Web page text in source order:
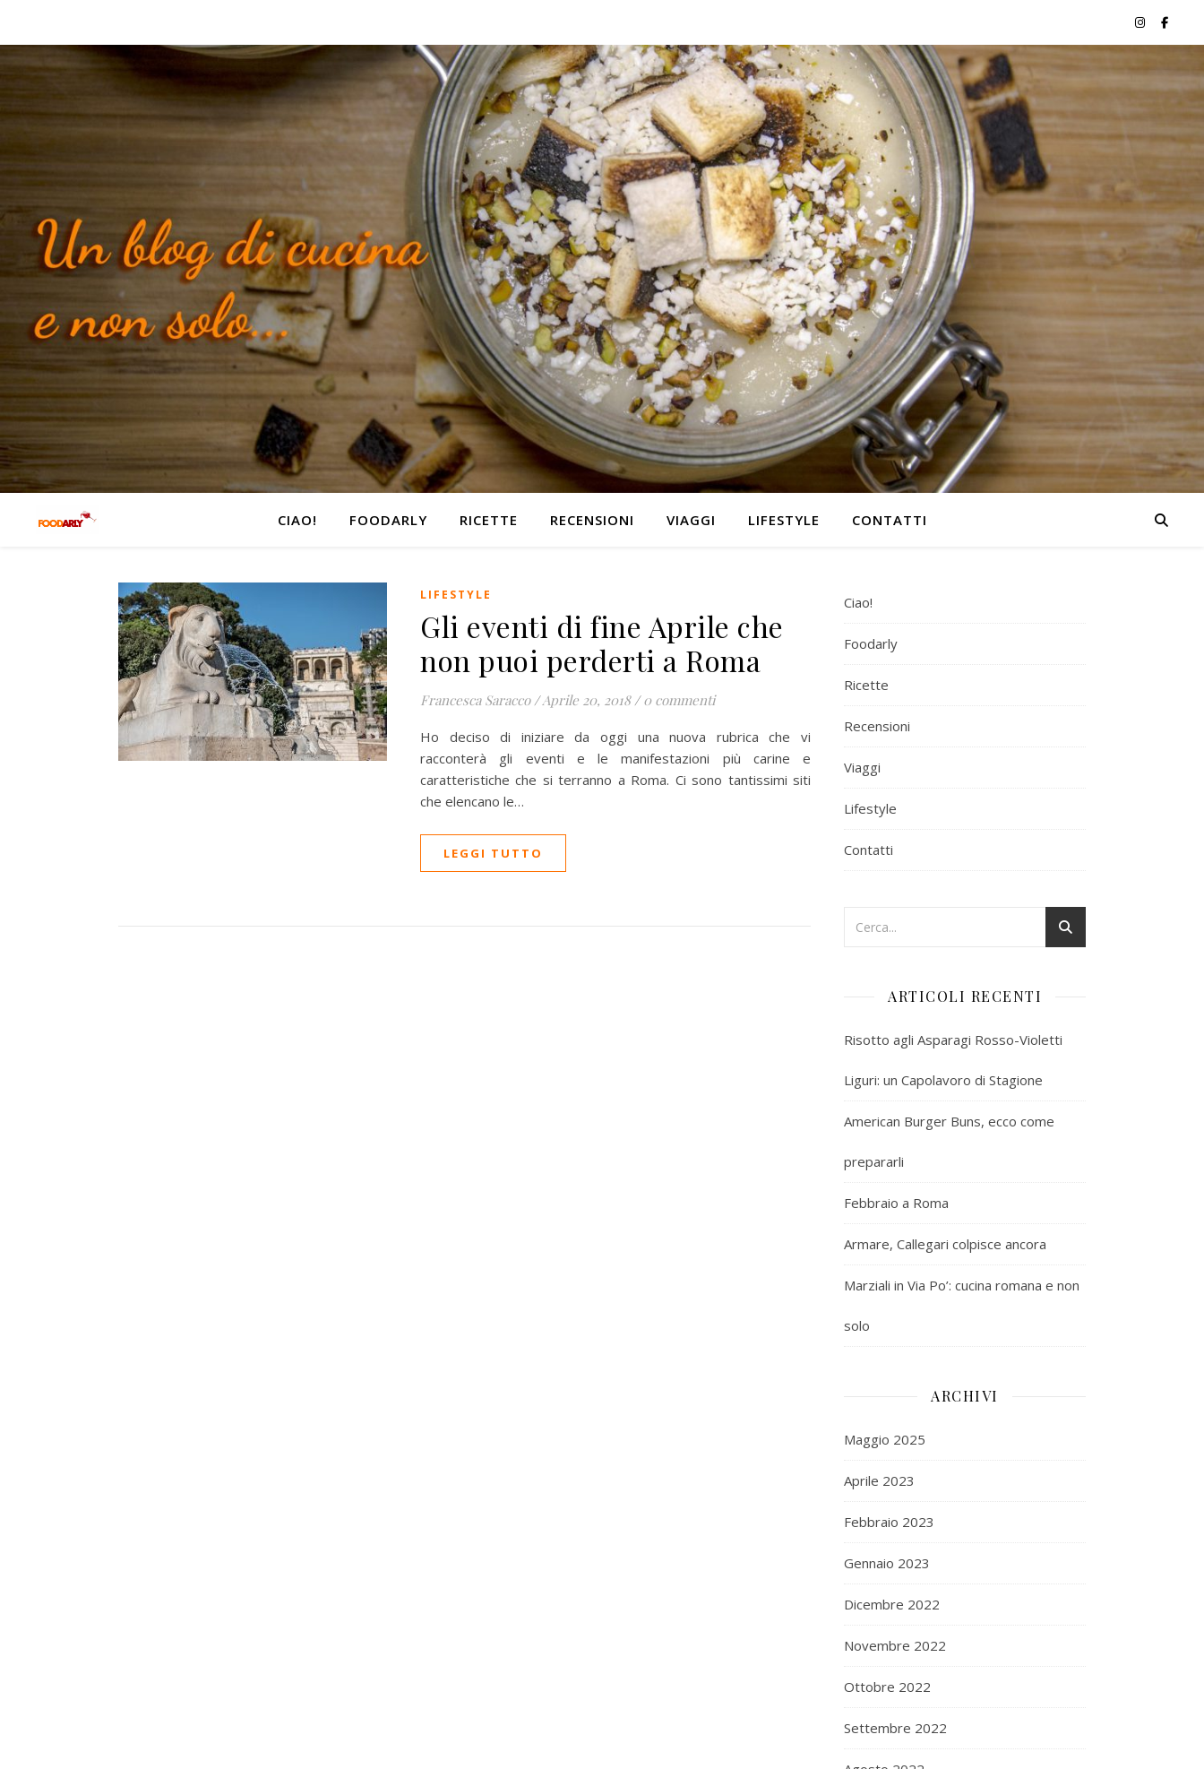
CIAO! FOODARLY RICETTE RECENSIONI VIAGGI LIFESTYLE CONTATTI
LIFESTYLE
Gli eventi di fine Aprile che
non puoi perderti a Roma
Francesca Saracco /Aprile 20, 2018 / 0 commenti
Ho deciso di iniziare da oggi una nuova rubrica che vi
racconterà gli eventi e le manifestazioni più carine e
caratteristiche che si terranno a Roma. Ci sono tantissimi siti
che elencano le…
LEGGI TUTTO
Ciao!
Foodarly
Ricette
Recensioni
Viaggi
Lifestyle
Contatti
ARTICOLI RECENTI
Risotto agli Asparagi Rosso-Violetti
Liguri: un Capolavoro di Stagione
American Burger Buns, ecco come
prepararli
Febbraio a Roma
Armare, Callegari colpisce ancora
Marziali in Via Po’: cucina romana e non
solo
ARCHIVI
Maggio 2025
Aprile 2023
Febbraio 2023
Gennaio 2023
Dicembre 2022
Novembre 2022
Ottobre 2022
Settembre 2022